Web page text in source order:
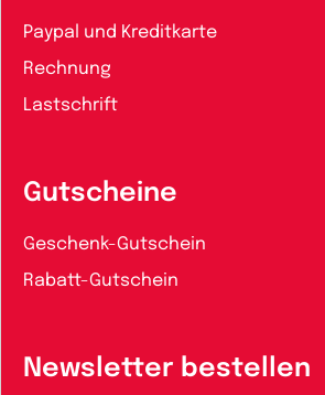
Paypal und Kreditkarte
Rechnung
Lastschrift
Gutscheine
Geschenk-Gutschein
Rabatt-Gutschein
Newsletter bestellen